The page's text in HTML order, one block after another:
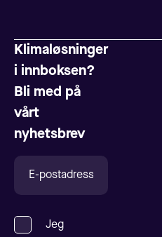
Klimaløsninger
i innboksen?
Bli med på
vårt
nyhetsbrev
Jeg